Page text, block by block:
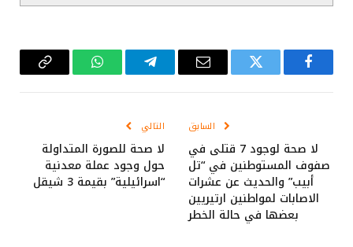
فيسبوك تويتر
البريد
تيلقرام واتساب Copy
السابق
لا صحة لوجود 7 قتلى في
صفوف المستوطنين في “تل
أبيب” والحديث عن عشرات
الاصابات لمواطنين ارتيريين
بعضها في حالة الخطر
التالي
لا صحة للصورة المتداولة
حول وجود عملة معدنية
“اسرائيلية” بقيمة 3 شيقل